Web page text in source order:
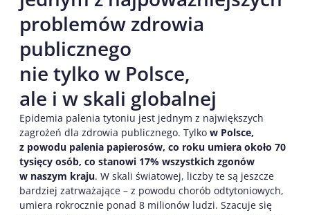
problemów zdrowia
publicznego
nie tylko w Polsce,
ale i w skali globalnej
Epidemia palenia tytoniu jest jednym z największych
zagrożeń dla zdrowia publicznego. Tylko w Polsce,
z powodu palenia papierosów, co roku umiera około 70
tysięcy osób, co stanowi 17% wszystkich zgonów
w naszym kraju. W skali światowej, liczby te są jeszcze
bardziej zatrważające – z powodu chorób odtytoniowych,
umiera rokrocznie ponad 8 milionów ludzi. Szacuje się